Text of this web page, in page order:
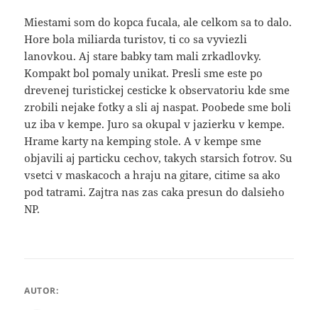
Miestami som do kopca fucala, ale celkom sa to dalo.
Hore bola miliarda turistov, ti co sa vyviezli
lanovkou. Aj stare babky tam mali zrkadlovky.
Kompakt bol pomaly unikat. Presli sme este po
drevenej turistickej cesticke k observatoriu kde sme
zrobili nejake fotky a sli aj naspat. Poobede sme boli
uz iba v kempe. Juro sa okupal v jazierku v kempe.
Hrame karty na kemping stole. A v kempe sme
objavili aj particku cechov, takych starsich fotrov. Su
vsetci v maskacoch a hraju na gitare, citime sa ako
pod tatrami. Zajtra nas zas caka presun do dalsieho
NP.
AUTOR: